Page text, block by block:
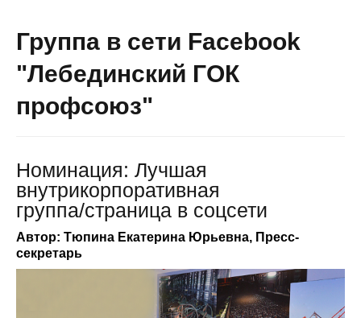
Группа в сети Facebook
"Лебединский ГОК
профсоюз"
Номинация: Лучшая
внутрикорпоративная
группа/cтраница в соцсети
Автор: Тюпина Екатерина Юрьевна, Пресс-
секретарь